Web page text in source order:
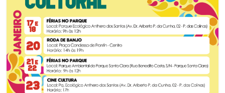
Prefeitura
Estância
Turística
Guaratinguetá